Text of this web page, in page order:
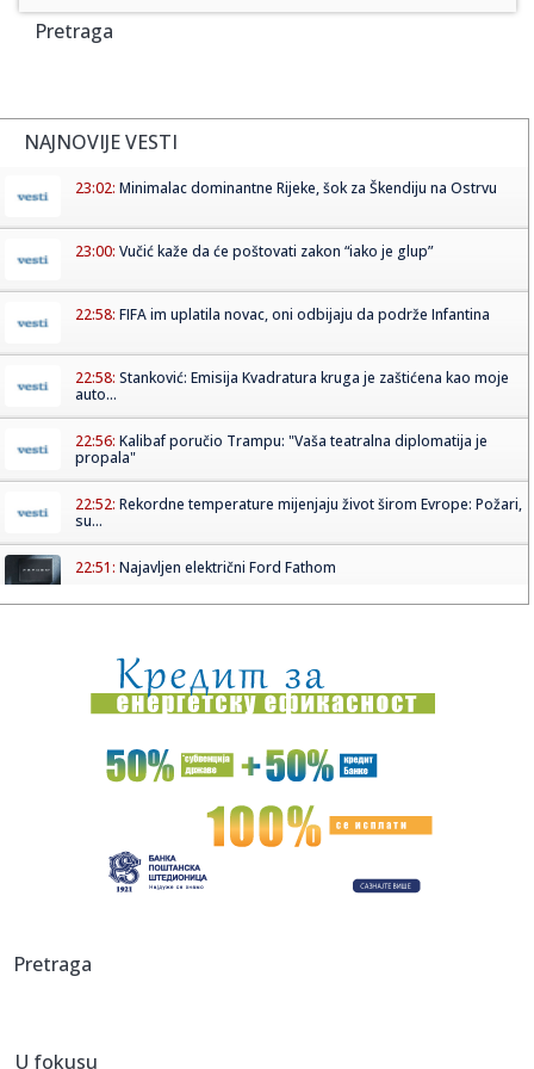
Pretraga
NAJNOVIJE VESTI
23:02: Minimalac dominantne Rijeke, šok za Škendiju na Ostrvu
23:00: Vučić kaže da će poštovati zakon “iako je glup”
22:58: FIFA im uplatila novac, oni odbijaju da podrže Infantina
22:58: Stanković: Emisija Kvadratura kruga je zaštićena kao moje
auto...
22:56: Kalibaf poručio Trampu: "Vaša teatralna diplomatija je
propala"
22:52: Rekordne temperature mijenjaju život širom Evrope: Požari,
su...
22:51: Najavljen električni Ford Fathom
22:49:Štab za vanredne situacije: U većem delu Srbije nema
restrikcij...
22:46:Nazire se katastrofa; Kijev kriv za sve? FOTO/VIDEO
NUNS: Osuđujemo zastrašivanje redakcije A1tv iz Novog
22:43:Slovačka izmerila rekordnu temperaturu od 42,2 stepena
Pretraga
U fokusu